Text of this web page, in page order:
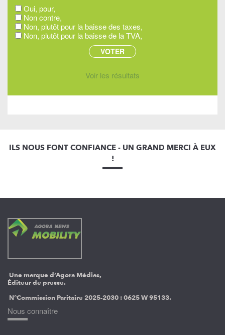
Oui, pour,
Non contre,
Non, plutôt pour la baisse des taxes,
Non, plutôt pour la baisse de la TVA,
Voir les résultats
ILS NOUS FONT CONFIANCE - UN GRAND MERCI À EUX
!
Une marque d’Agora Médias,
Éditeur de presse.
N°Commission Paritaire 2025-2030 :0625 W 95133.
Nous connaître